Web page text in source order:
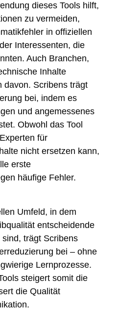
dieses Tools hilft,
zu vermeiden,
in offiziellen
Interessenten, die
Auch Branchen,
Inhalte
davon. Scribens trägt
bei, indem es
und angemessenes
Obwohl das Tool
für
nicht ersetzen kann,
erste
häufige Fehler.
Umfeld, in dem
entscheidende
trägt Scribens
bei – ohne
Lernprozesse.
steigert somit die
die Qualität